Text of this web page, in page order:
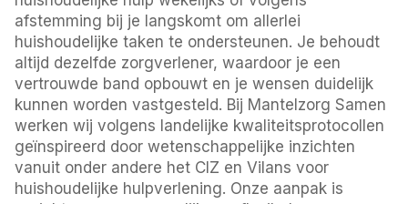
afstemming bij je langskomt om allerlei
huishoudelijke taken te ondersteunen. Je behoudt
altijd dezelfde zorgverlener, waardoor je een
vertrouwde band opbouwt en je wensen duidelijk
kunnen worden vastgesteld. Bij Mantelzorg Samen
werken wij volgens landelijke kwaliteitsprotocollen
geïnspireerd door wetenschappelijke inzichten
vanuit onder andere het CIZ en Vilans voor
huishoudelijke hulpverlening. Onze aanpak is